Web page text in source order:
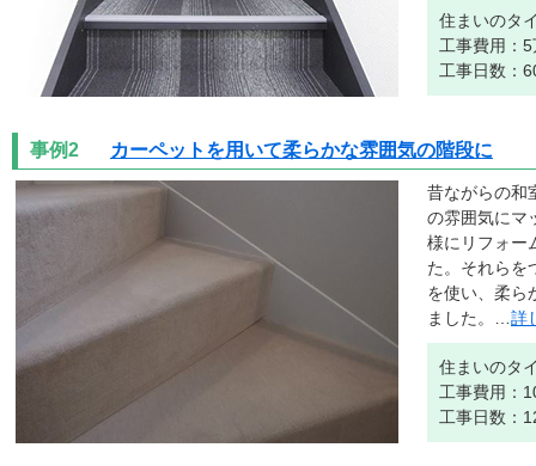
住まいのタ
工事費用：
工事日数：
事例2 カーペットを用いて柔らかな雰囲気の階段に
昔ながらの和
の雰囲気にマ
様にリフォー
た。それらを
を使い、柔ら
ました。… 詳
住まいのタ
工事費用：
工事日数：